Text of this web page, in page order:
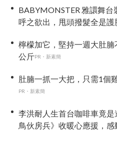
BABYMONSTER 雅譞舞台
呼之欲出，甩頭撥髮全是
檸檬加它，堅持一週大肚
公斤PR・新素簡
肚腩一抓一大把，只需1個
PR・新素簡
李洪耐人生首台咖啡車竟
鳥伙房兵》收暖心應援，